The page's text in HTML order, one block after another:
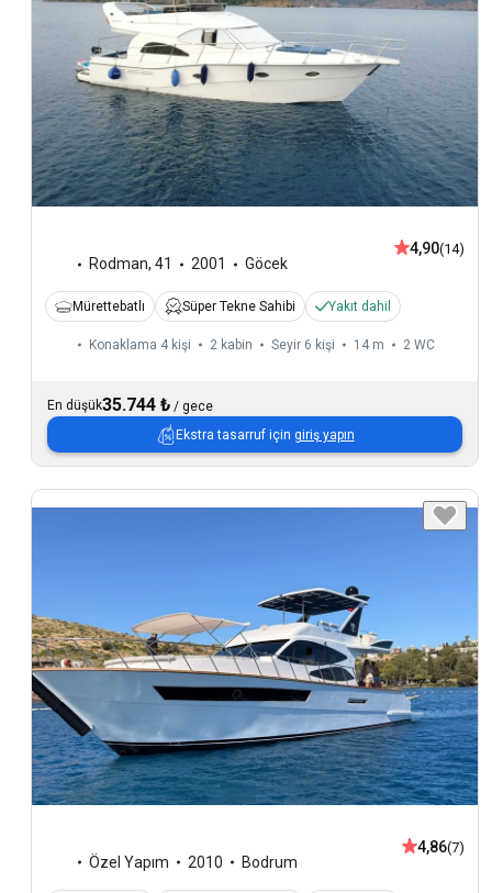
Rodman, 41 2001 Göcek
4,90(14)
Mürettebatlı Süper Tekne Sahibi Yakıt dahil
Konaklama 4 kişi 2 kabin Seyir 6 kişi 14 m 2 WC
En düşük35.744 ₺ / gece
Ekstra tasarruf için giriş yapın
Özel Yapım 2010 Bodrum
4,86(7)